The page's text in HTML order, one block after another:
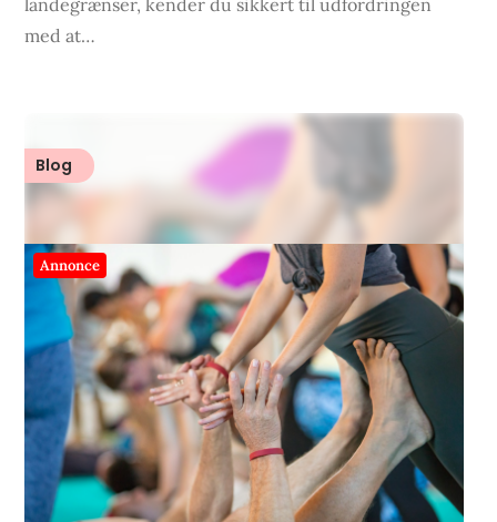
landegrænser, kender du sikkert til udfordringen
med at…
Blog
Annonce